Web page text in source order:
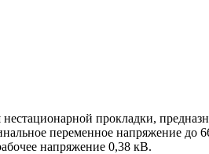
прокладки,
переменное напряжение до
напряжение 0,38 кВ.